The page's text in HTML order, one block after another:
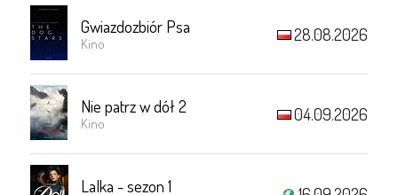
Gwiazdozbiór Psa
Kino 28.08.2026
Nie patrz w dół 2
Kino 04.09.2026
Lalka - sezon 1